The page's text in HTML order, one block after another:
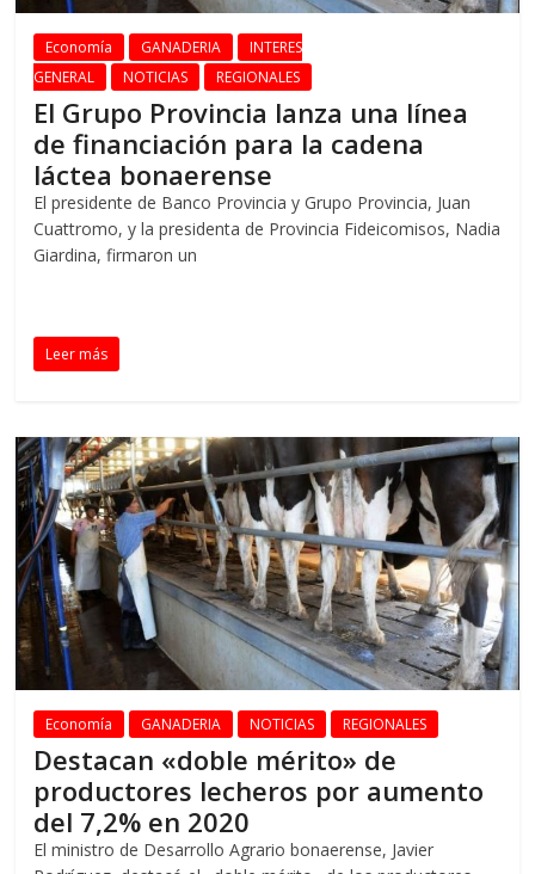
Economía GANADERIA
INTERES
GENERAL
NOTICIAS REGIONALES
El Grupo Provincia lanza una línea
de financiación para la cadena
láctea bonaerense
El presidente de Banco Provincia y Grupo Provincia, Juan
Cuattromo, y la presidenta de Provincia Fideicomisos, Nadia
Giardina, firmaron un
Leer más
Economía GANADERIA NOTICIAS REGIONALES
Destacan «doble mérito» de
productores lecheros por aumento
del 7,2% en 2020
El ministro de Desarrollo Agrario bonaerense, Javier